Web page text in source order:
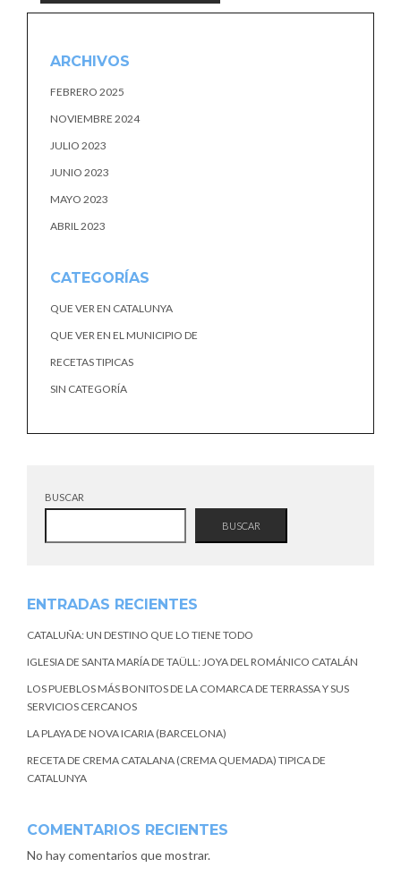
ARCHIVOS
FEBRERO 2025
NOVIEMBRE 2024
JULIO 2023
JUNIO 2023
MAYO 2023
ABRIL 2023
CATEGORÍAS
QUE VER EN CATALUNYA
QUE VER EN EL MUNICIPIO DE
RECETAS TIPICAS
SIN CATEGORÍA
BUSCAR
BUSCAR
ENTRADAS RECIENTES
CATALUÑA: UN DESTINO QUE LO TIENE TODO
IGLESIA DE SANTA MARÍA DE TAÜLL: JOYA DEL ROMÁNICO CATALÁN
LOS PUEBLOS MÁS BONITOS DE LA COMARCA DE TERRASSA Y SUS
SERVICIOS CERCANOS
LA PLAYA DE NOVA ICARIA (BARCELONA)
RECETA DE CREMA CATALANA (CREMA QUEMADA) TIPICA DE
CATALUNYA
COMENTARIOS RECIENTES
No hay comentarios que mostrar.